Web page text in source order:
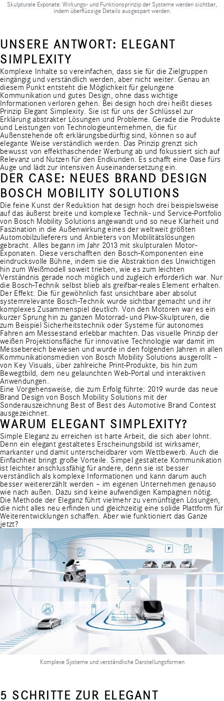
Skulpturale Exponate: Wirkungs- und Funktionsprinzip der Systeme werden sichtbar,
indem überflüssige Details ausgespart werden.
UNSERE ANTWORT: ELEGANT
SIMPLEXITY
Komplexe Inhalte so vereinfachen, dass sie für die Zielgruppen
eingängig und verständlich werden, aber nicht weiter. Genau an
diesem Punkt entsteht die Möglichkeit für gelungene
Kommunikation und gutes Design, ohne dass wichtige
Informationen verloren gehen. Bei design hoch drei heißt dieses
Prinzip Elegant Simplexity. Sie ist für uns der Schlüssel zur
Erklärung abstrakter Lösungen und Probleme. Gerade die Produkte
und Leistungen von Technologieunternehmen, die für
Außenstehende oft erklärungsbedürftig sind, können so auf
elegante Weise verständlich werden. Das Prinzip grenzt sich
bewusst von effekthaschender Werbung ab und fokussiert sich auf
Relevanz und Nutzen für den Endkunden. Es schafft eine Oase fürs
Auge und lädt zur intensiven Auseinandersetzung ein.
DER CASE: NEUES BRAND DESIGN
BOSCH MOBILITY SOLUTIONS
Die feine Kunst der Reduktion hat design hoch drei beispielsweise
auf das äußerst breite und komplexe Technik- und Service-Portfolio
von Bosch Mobility Solutions angewandt und so neue Klarheit und
Faszination in die Außenwirkung eines der weltweit größten
Automobilzulieferers und Anbieters von Mobilitätslösungen
gebracht. Alles begann im Jahr 2013 mit skulpturalen Motor-
Exponaten. Diese verschafften den Bosch-Komponenten eine
eindrucksvolle Bühne, indem sie die Abstraktion des Unwichtigen
hin zum Weißmodell soweit trieben, wie es zum leichten
Verständnis gerade noch möglich und zugleich erforderlich war. Nur
die Bosch-Technik selbst blieb als greifbar-reales Element erhalten.
Der Effekt: Die für gewöhnlich fast unsichtbare aber absolut
systemrelevante Bosch-Technik wurde sichtbar gemacht und ihr
komplexes Zusammenspiel deutlich. Von den Motoren war es ein
kurzer Sprung hin zu ganzen Motorrad- und Pkw-Skulpturen, die
zum Beispiel Sicherheitstechnik oder Systeme für autonomes
Fahren am Messestand erlebbar machten. Das visuelle Prinzip der
weißen Projektionsfläche für innovative Technologie war damit im
Messebereich bewiesen und wurde in den folgenden Jahren in allen
Kommunikationsmedien von Bosch Mobility Solutions ausgerollt –
von Key Visuals, über zahlreiche Print-Produkte, bis hin zum
Bewegtbild, dem neu gelaunchten Web-Portal und interaktiven
Anwendungen.
Eine Vorgehensweise, die zum Erfolg führte: 2019 wurde das neue
Brand Design von Bosch Mobility Solutions mit der
Sonderauszeichnung Best of Best des Automotive Brand Contest
ausgezeichnet.
WARUM ELEGANT SIMPLEXITY?
Simple Eleganz zu erreichen ist harte Arbeit, die sich aber lohnt.
Denn ein elegant gestaltetes Erscheinungsbild ist wirksamer,
markanter und damit unterscheidbarer vom Wettbewerb. Auch die
Einfachheit bringt große Vorteile. Simpel gestaltete Kommunikation
ist leichter anschlussfähig für andere, denn sie ist besser
verständlich als komplexe Informationen und kann darum auch
besser weitererzählt werden – im eigenen Unternehmen genauso
wie nach außen. Dazu sind keine aufwendigen Kampagnen nötig.
Die Methode der Eleganz führt vielmehr zu vernünftigen Lösungen,
die nicht alles neu erfinden und gleichzeitig eine solide Plattform für
Weiterentwicklungen schaffen. Aber wie funktioniert das Ganze
jetzt?
Komplexe Systeme und verständliche Darstellungsformen
5 SCHRITTE ZUR ELEGANT